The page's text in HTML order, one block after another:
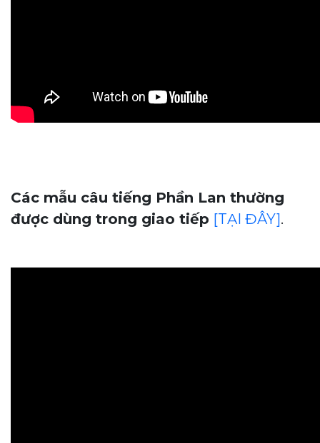
Các mẫu câu tiếng Phần Lan thường
được dùng trong giao tiếp [TẠI ĐÂY].